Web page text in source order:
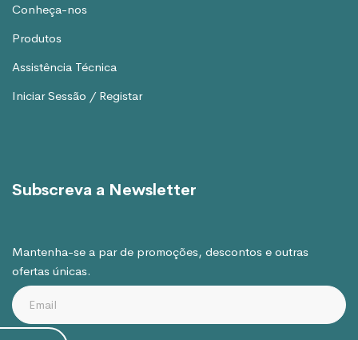
Conheça-nos
Produtos
Assistência Técnica
Iniciar Sessão / Registar
Subscreva a Newsletter
Mantenha-se a par de promoções, descontos e outras
ofertas únicas.